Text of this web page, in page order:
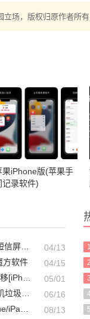
场，版权归原作者所
果iPhone版(苹果手
记录软件)
工具
04/13
方软件
04/15
iPad]
05/01
蔽软件
06/16
含教程)
08/13
1
2
3
4
5